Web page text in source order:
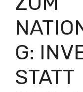
G:
STATT